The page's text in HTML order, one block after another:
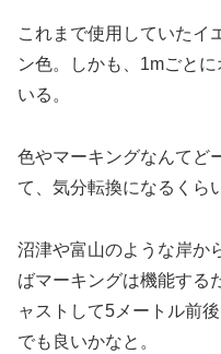
これまで使用していたイ
ン色。しかも、1mごと
いる。
色やマーキングなんてど
て、気分転換になるくら
沼津や富山のような岸か
ばマーキングは機能する
ャストして5メートル前
でも良いかなと。